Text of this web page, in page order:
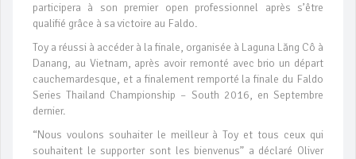
participera à son premier open professionnel après s’être
qualifié grâce à sa victoire au Faldo.
Toy a réussi à accéder à la finale, organisée à Laguna Lăng Cô à
Danang, au Vietnam, après avoir remonté avec brio un départ
cauchemardesque, et a finalement remporté la finale du Faldo
Series Thailand Championship – South 2016, en Septembre
dernier.
“Nous voulons souhaiter le meilleur à Toy et tous ceux qui
souhaitent le supporter sont les bienvenus” a déclaré Oliver